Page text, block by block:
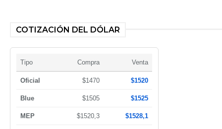
COTIZACIÓN DEL DÓLAR
Tipo Compra Venta
Oficial $1470 $1520
Blue $1505 $1525
MEP $1520,3 $1528,1